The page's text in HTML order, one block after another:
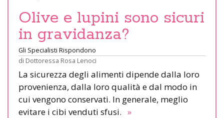
Olive e lupini sono sicuri
in gravidanza?
Gli Specialisti Rispondono
di Dottoressa Rosa Lenoci
La sicurezza degli alimenti dipende dalla loro
provenienza, dalla loro qualità e dal modo in
cui vengono conservati. In generale, meglio
evitare i cibi venduti sfusi. »